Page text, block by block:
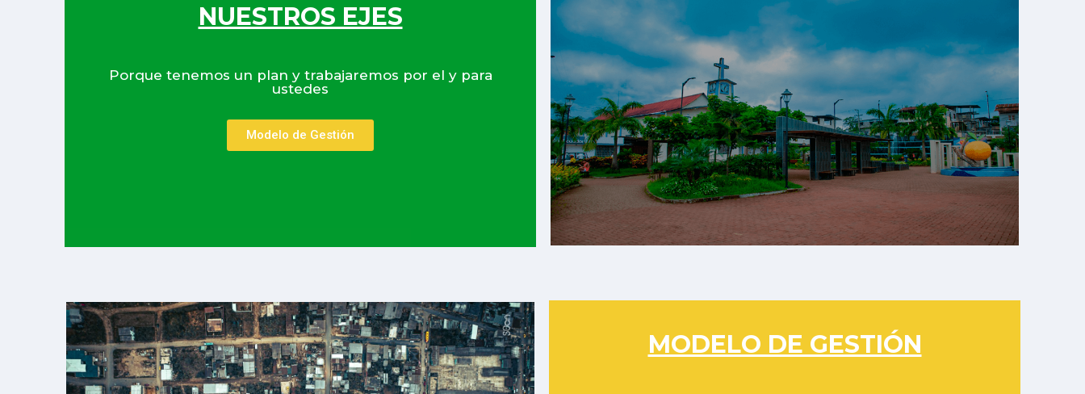
NUESTROS EJES
Porque tenemos un plan y trabajaremos por el y para
ustedes
Modelo de Gestión
MODELO DE GESTIÓN